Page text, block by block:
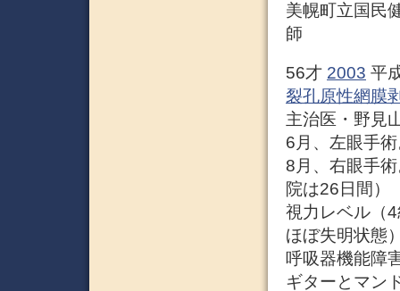
美幌町立国民
師
56才 2003 平
裂孔原性網膜
主治医・野見
6月、左眼手
8月、右眼手
院は26日間）
視力レベル（
ほぼ失明状態
呼吸器機能障
ギターとマン